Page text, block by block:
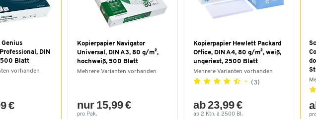
Genius
DIN
500 Blatt
vorhanden
€
Kopierpapier Navigator
Universal, DIN A3, 80 g/m²,
hochweiß, 500 Blatt
Mehrere Varianten vorhanden
nur 15,99 €
pro Pak.
Kopierpapier Hewlett Packard
Office, DIN A4, 80 g/m², weiß,
ungeriest, 2500 Blatt
Mehrere Varianten vorhanden
(3)
ab 23,99 €
ab 2 Ktn. à 2500 Bl.